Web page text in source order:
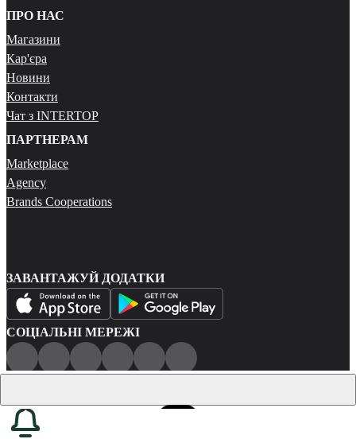
ПРО НАС
Магазини
Кар'єра
Новини
Контакти
Чат з INTERTOP
ПАРТНЕРАМ
Marketplace
Agency
Brands Cooperations
ЗАВАНТАЖУЙ ДОДАТКИ
СОЦІАЛЬНІ МЕРЕЖІ
Політика конфіденційності
Карта сайту